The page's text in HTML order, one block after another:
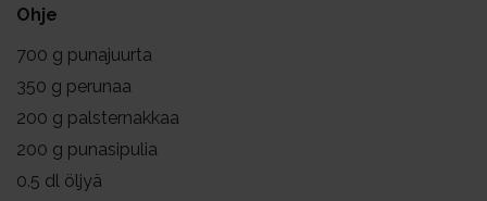
Ohje
700 g punajuurta
350 g perunaa
200 g palsternakkaa
200 g punasipulia
0.5 dl öljyä